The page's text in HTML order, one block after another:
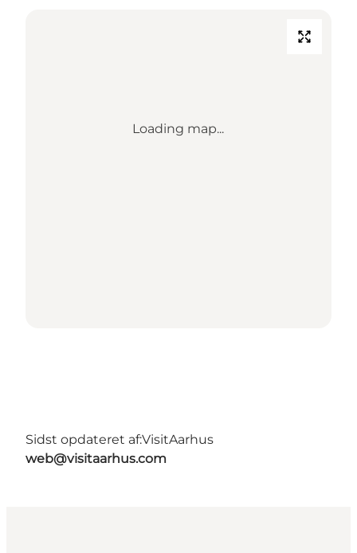
Loading map...
Sidst opdateret af:VisitAarhus
web@visitaarhus.com